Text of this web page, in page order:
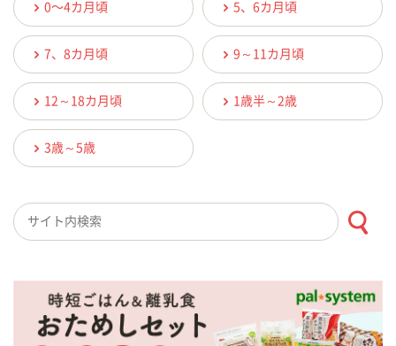
0〜4カ月頃 5、6カ月頃
7、8カ月頃 9～11カ月頃
12～18カ月頃 1歳半～2歳
3歳～5歳
検索キーワード入力